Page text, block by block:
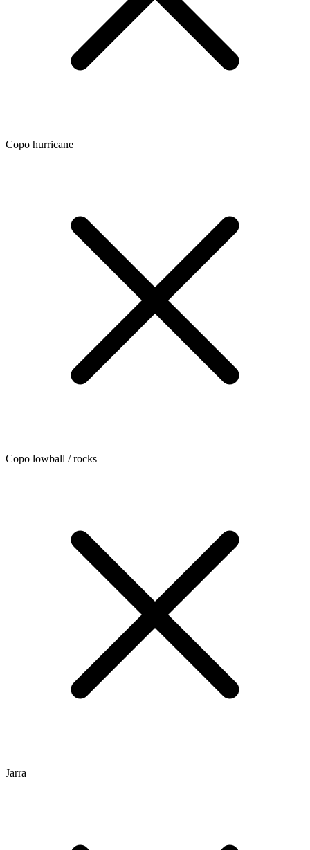
Copo hurricane
Copo lowball / rocks
Jarra